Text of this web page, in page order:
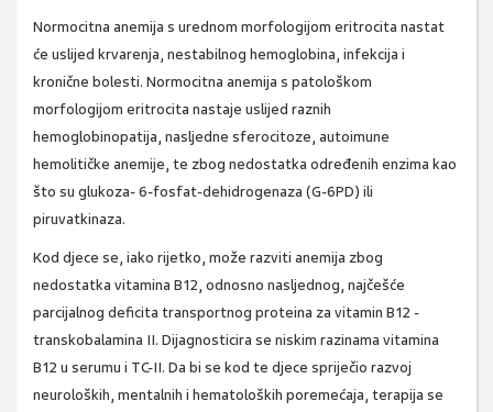
Normocitna anemija s urednom morfologijom eritrocita nastat
će uslijed krvarenja, nestabilnog hemoglobina, infekcija i
kronične bolesti. Normocitna anemija s patološkom
morfologijom eritrocita nastaje uslijed raznih
hemoglobinopatija, nasljedne sferocitoze, autoimune
hemolitičke anemije, te zbog nedostatka određenih enzima kao
što su glukoza- 6-fosfat-dehidrogenaza (G-6PD) ili
piruvatkinaza.
Kod djece se, iako rijetko, može razviti anemija zbog
nedostatka vitamina B12, odnosno nasljednog, najčešće
parcijalnog deficita transportnog proteina za vitamin B12 -
transkobalamina II. Dijagnosticira se niskim razinama vitamina
B12 u serumu i TC-II. Da bi se kod te djece spriječio razvoj
neuroloških, mentalnih i hematoloških poremećaja, terapija se